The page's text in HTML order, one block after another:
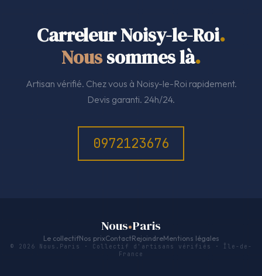
Carreleur Noisy-le-Roi.
Noussommes là.
Artisan vérifié. Chez vous à Noisy-le-Roi rapidement.
Devis garanti. 24h/24.
0972123676
Nous Paris
Le collectifNos prixContactRejoindreMentions légales
© 2026 Nous.Paris · Collectif d'artisans vérifiés · Île-de-
France